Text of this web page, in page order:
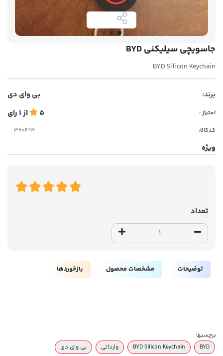
جاسویچی سیلیکنی BYD
BYD Silicon Keychain
برند: بی وای دی
امتیاز : 5 از1رای
کدکالا:
ویژه
تعداد
توضیحات مشخصات محصول بازخوردها
برچسبها :
BYD
BYD Silicon Keychain وارداتی
بی وای دی